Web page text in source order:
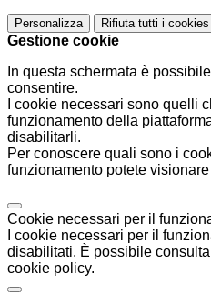
Personalizza Rifiuta tutti i cookies
Gestione cookie
In questa schermata è
consentire.
I cookie necessari sono quelli
funzionamento della
disabilitarli.
Per conoscere quali sono i
funzionamento potete
Cookie necessari per il
I cookie necessari per il
disabilitati. È possibile
cookie policy.